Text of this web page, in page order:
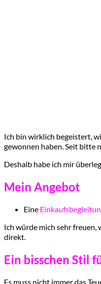
Ich bin wirklich begeistert,
gewonnen haben. Seit bitte
Deshalb habe ich mir
Mein Angebot
Eine
Ich würde mich sehr
direkt.
Ein bisschen Stil
Es muss nicht immer das